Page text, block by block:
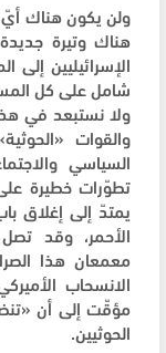
ولن يكون هناك أيّ
هناك وتيرة
الإسرائيليين
شامل على كل
ولا نستبعد في
والقوات
السياسي
تطوّرات خطيرة
يمتدّ إلى إغلاق
الأحمر، وقد
معمعان هذا
الانسحاب
مؤقّت إلى أن
الحوثيين.